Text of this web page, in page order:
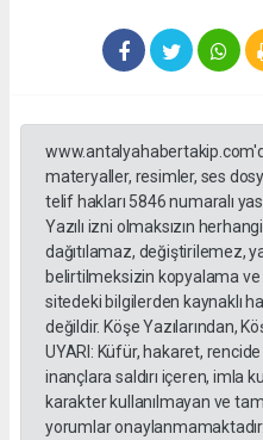
materyaller, resimler, ses
telif hakları 5846 numaralı
Yazılı izni olmaksızın
dağıtılamaz, değiştirilemez,
belirtilmeksizin kopyalama ve
sitedeki bilgilerden kaynaklı
değildir. Köşe Yazılarından,
UYARI: Küfür, hakaret,
inançlara saldırı içeren, imla
karakter kullanılmayan ve
yorumlar